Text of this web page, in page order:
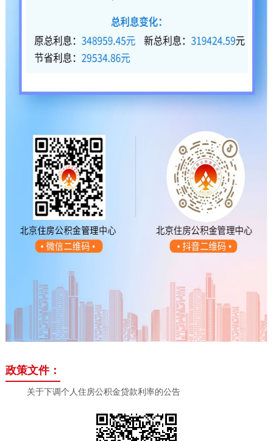
政策文件：
关于下调个人住房公积金贷款利率的公告